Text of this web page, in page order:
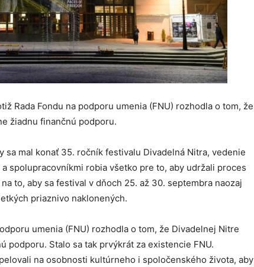
Rada Fondu na podporu umenia (FNU) rozhodla o tom, že
žiadnu finančnú podporu.
sa mal konať 35. ročník festivalu Divadelná Nitra, vedenie
spolupracovníkmi robia všetko pre to, aby udržali proces
to, aby sa festival v dňoch 25. až 30. septembra naozaj
priaznivo naklonených.
umenia (FNU) rozhodla o tom, že Divadelnej Nitre
podporu. Stalo sa tak prvýkrát za existencie FNU.
na osobnosti kultúrneho i spoločenského života, aby